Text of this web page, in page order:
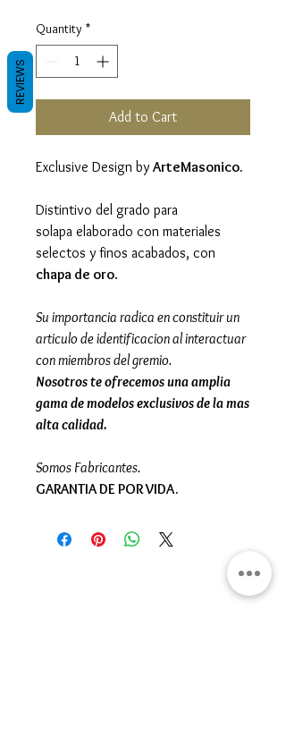
Quantity *
Add to Cart
Exclusive Design by ArteMasonico.
Distintivo del grado para
solapa elaborado con materiales
selectos y finos acabados, con
chapa de oro.
Su importancia radica en constituir un
articulo de identificacion al interactuar
con miembros del gremio.
Nosotros te ofrecemos una amplia
gama de modelos exclusivos de la mas
alta calidad.
Somos Fabricantes.
GARANTIA DE POR VIDA.
REVIEWS